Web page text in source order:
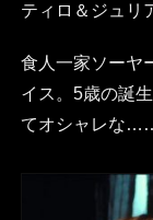
ティロ＆ジュリ
食人一家ソーヤ
イス。5歳の誕
てオシャレな